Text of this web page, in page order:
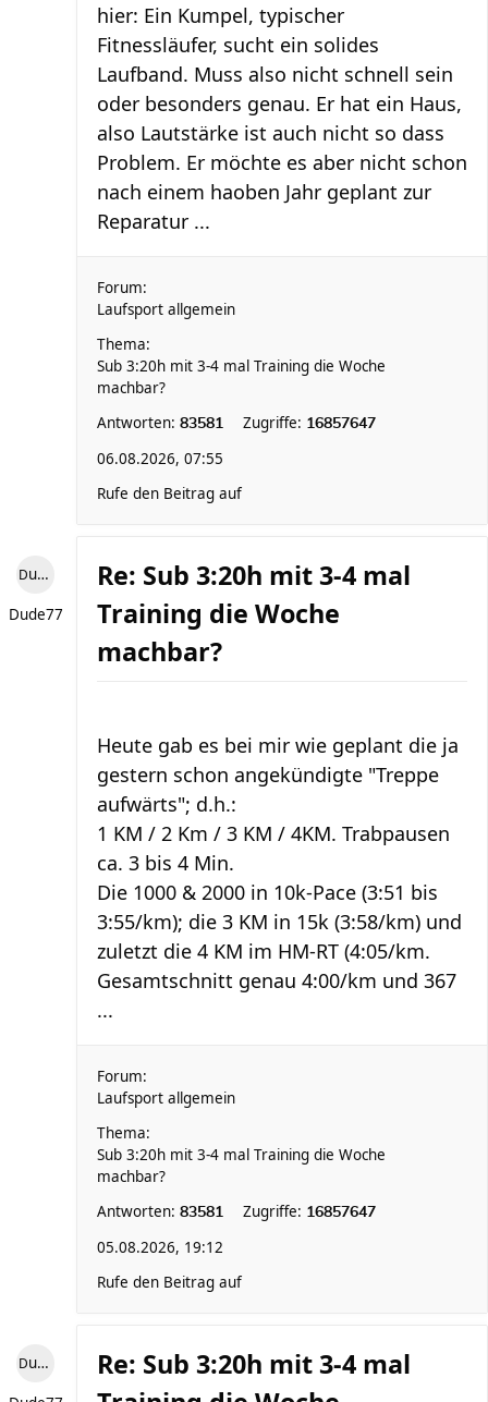
hier: Ein Kumpel, typischer
Fitnessläufer, sucht ein solides
Laufband. Muss also nicht schnell sein
oder besonders genau. Er hat ein Haus,
also Lautstärke ist auch nicht so dass
Problem. Er möchte es aber nicht schon
nach einem haoben Jahr geplant zur
Reparatur ...
Forum:
Laufsport allgemein
Thema:
Sub 3:20h mit 3-4 mal Training die Woche
machbar?
Antworten: 83581 Zugriffe: 16857647
06.08.2026, 07:55
Rufe den Beitrag auf
Dude77
Dude77
Re: Sub 3:20h mit 3-4 mal
Training die Woche
machbar?
Heute gab es bei mir wie geplant die ja
gestern schon angekündigte "Treppe
aufwärts"; d.h.:
1 KM / 2 Km / 3 KM / 4KM. Trabpausen
ca. 3 bis 4 Min.
Die 1000 & 2000 in 10k-Pace (3:51 bis
3:55/km); die 3 KM in 15k (3:58/km) und
zuletzt die 4 KM im HM-RT (4:05/km.
Gesamtschnitt genau 4:00/km und 367
...
Forum:
Laufsport allgemein
Thema:
Sub 3:20h mit 3-4 mal Training die Woche
machbar?
Antworten: 83581 Zugriffe: 16857647
05.08.2026, 19:12
Rufe den Beitrag auf
Dude77
Re: Sub 3:20h mit 3-4 mal